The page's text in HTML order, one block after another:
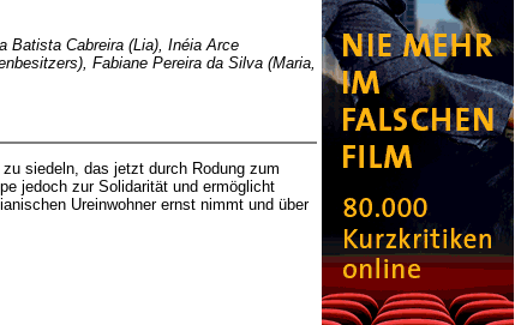
Batista Cabreira (Lia), Inéia Arce
Fabiane Pereira da Silva (Maria,
siedeln, das jetzt durch Rodung zum
jedoch zur Solidarität und ermöglicht
Ureinwohner ernst nimmt und über